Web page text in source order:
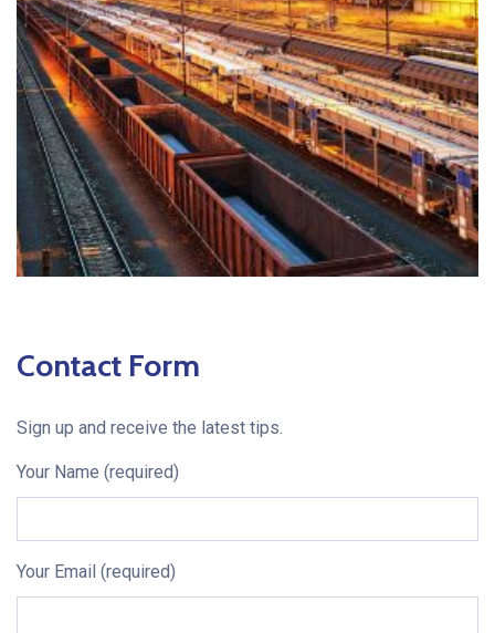
Contact Form
Sign up and receive the latest tips.
Your Name (required)
Your Email (required)